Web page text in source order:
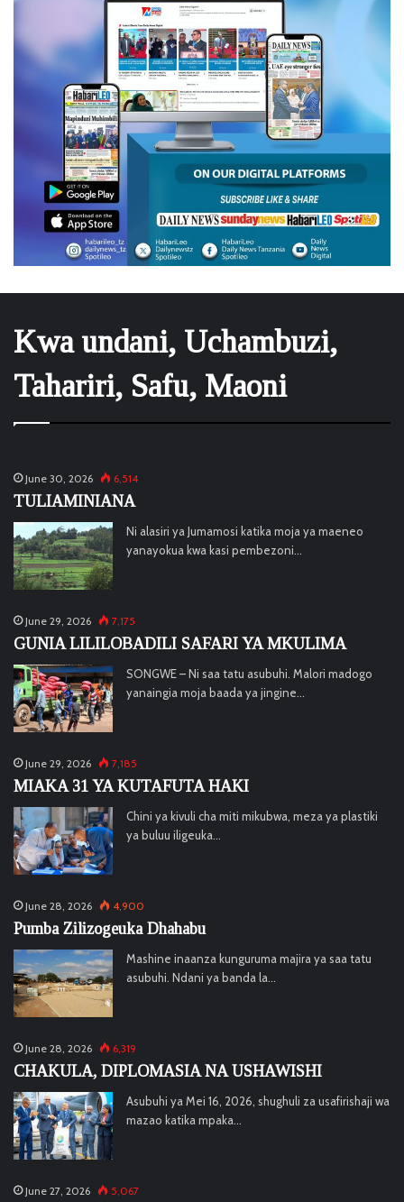
Kwa undani, Uchambuzi,
Tahariri, Safu, Maoni
June 30, 2026 6,514
TULIAMINIANA
Ni alasiri ya Jumamosi katika moja ya maeneo
yanayokua kwa kasi pembezoni…
June 29, 2026 7,175
GUNIA LILILOBADILI SAFARI YA MKULIMA
SONGWE – Ni saa tatu asubuhi. Malori madogo
yanaingia moja baada ya jingine…
June 29, 2026 7,185
MIAKA 31 YA KUTAFUTA HAKI
Chini ya kivuli cha miti mikubwa, meza ya plastiki
ya buluu iligeuka…
June 28, 2026 4,900
Pumba Zilizogeuka Dhahabu
Mashine inaanza kunguruma majira ya saa tatu
asubuhi. Ndani ya banda la…
June 28, 2026 6,319
CHAKULA, DIPLOMASIA NA USHAWISHI
Asubuhi ya Mei 16, 2026, shughuli za usafirishaji wa
mazao katika mpaka…
June 27, 2026 5,067